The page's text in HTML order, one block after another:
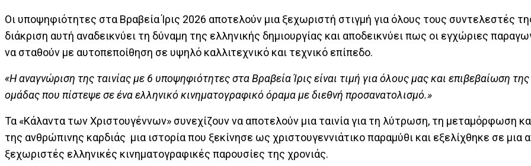
Οι υποψηφιότητες στα Βραβεία Ίρις 2026 αποτελούν μια ξεχωριστή στιγμή για όλους τους συντελεστές
διάκριση αυτή αναδεικνύει τη δύναμη της ελληνικής δημιουργίας και αποδεικνύει πως οι εγχώριες
να σταθούν με αυτοπεποίθηση σε υψηλό καλλιτεχνικό και τεχνικό επίπεδο.
«Η αναγνώριση της ταινίας με 6 υποψηφιότητες στα Βραβεία Ίρις είναι τιμή για όλους μας και επιβεβαίωση
ομάδας που πίστεψε σε ένα ελληνικό κινηματογραφικό όραμα με διεθνή προσανατολισμό.»
Τα «Κάλαντα των Χριστουγέννων» συνεχίζουν να αποτελούν μια ταινία για τη λύτρωση, τη μεταμόρφωση
της ανθρώπινης καρδιάς μια ιστορία που ξεκίνησε ως χριστουγεννιάτικο παραμύθι και εξελίχθηκε σε μια
ξεχωριστές ελληνικές κινηματογραφικές παρουσίες της χρονιάς.